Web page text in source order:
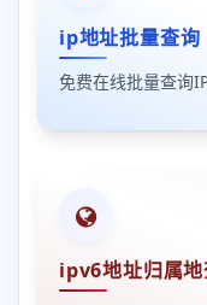
ip地址批量查询
免费在线批量查询
ipv6地址归属地